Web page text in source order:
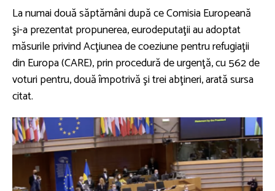
La numai două săptămâni după ce Comisia Europeană
şi-a prezentat propunerea, eurodeputaţii au adoptat
măsurile privind Acţiunea de coeziune pentru refugiaţii
din Europa (CARE), prin procedură de urgenţă, cu 562 de
voturi pentru, două împotrivă şi trei abţineri, arată sursa
citat.